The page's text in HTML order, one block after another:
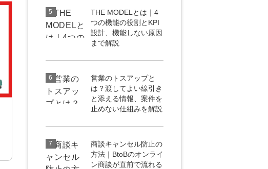
5
THE MODELとは｜4
つの機能の役割とKPI
設計、機能しない原因
まで解説
6
営業のトスアップと
は？渡してよい線引き
と添える情報、案件を
止めない仕組みを解説
7
商談キャンセル防止の
方法｜BtoBのオンライ
ン商談が直前で流れる